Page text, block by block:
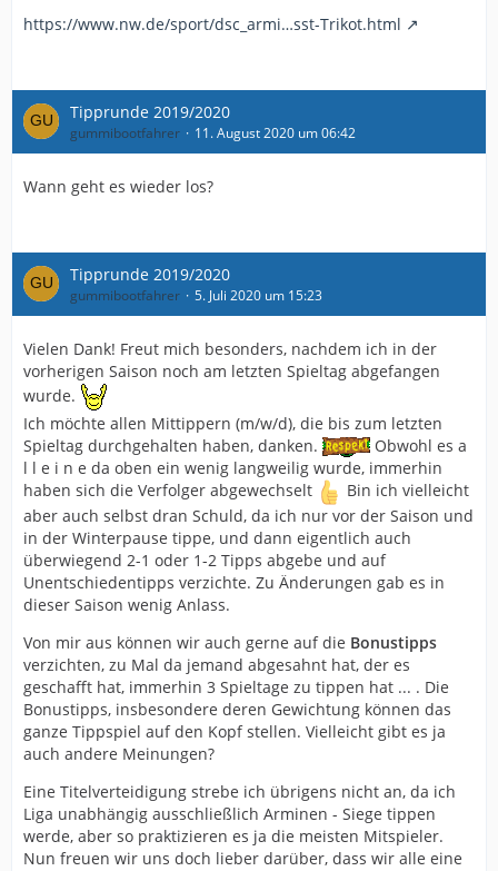
https://www.nw.de/sport/dsc_armi…sst-Trikot.html
Tipprunde 2019/2020
gummibootfahrer 11. August 2020 um 06:42
Wann geht es wieder los?
Tipprunde 2019/2020
gummibootfahrer 5. Juli 2020 um 15:23
Vielen Dank! Freut mich besonders, nachdem ich in der
vorherigen Saison noch am letzten Spieltag abgefangen
wurde.
Ich möchte allen Mittippern (m/w/d), die bis zum letzten
Spieltag durchgehalten haben, danken.
Obwohl es a
l l e i n e da oben ein wenig langweilig wurde, immerhin
haben sich die Verfolger abgewechselt
Bin ich vielleicht
aber auch selbst dran Schuld, da ich nur vor der Saison und
in der Winterpause tippe, und dann eigentlich auch
überwiegend 2-1 oder 1-2 Tipps abgebe und auf
Unentschiedentipps verzichte. Zu Änderungen gab es in
dieser Saison wenig Anlass.
Von mir aus können wir auch gerne auf die Bonustipps
verzichten, zu Mal da jemand abgesahnt hat, der es
geschafft hat, immerhin 3 Spieltage zu tippen hat ... . Die
Bonustipps, insbesondere deren Gewichtung können das
ganze Tippspiel auf den Kopf stellen. Vielleicht gibt es ja
auch andere Meinungen?
Eine Titelverteidigung strebe ich übrigens nicht an, da ich
Liga unabhängig ausschließlich Arminen - Siege tippen
werde, aber so praktizieren es ja die meisten Mitspieler.
Nun freuen wir uns doch lieber darüber, dass wir alle eine